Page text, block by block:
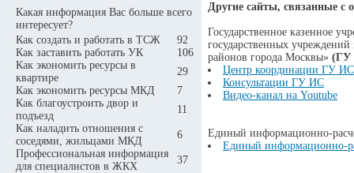
Какая информация Вас больше всего
интересует?
Как создать и работать в ТСЖ
92
Как заставить работать УК
106
Как экономить ресурсы в
квартире
29
Как экономить ресурсы МКД
7
Как благоустроить двор и
подъезд
11
Как наладить отношения с
соседями, жильцами МКД
6
Профессиональная информация
для специалистов в ЖКХ
37
Другие сайты, связанные
Государственное казенное
государственных
районов города Москвы» (ГУ
Центр координации ГУ ИС
Консультации ГУ ИС
Видео-канал на Youtube
Единый информационно-
Единый информационно-